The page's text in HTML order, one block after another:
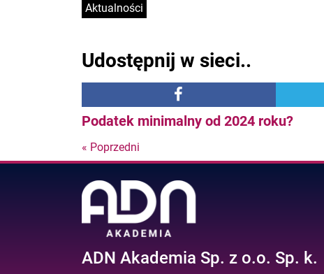
Aktualności
Udostępnij w sieci..
Podatek minimalny od 2024 roku?
« Poprzedni
Nastepny
post
ADN Akademia Sp. z o.o. Sp. k.